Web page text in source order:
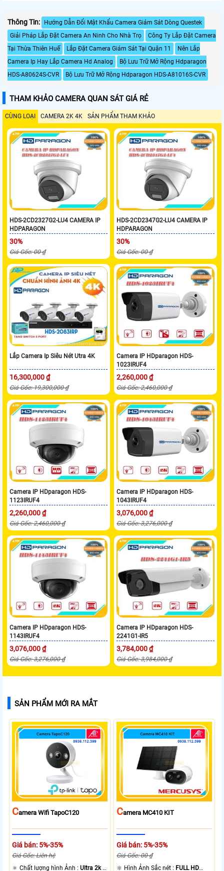
Thông Tin:
Hướng Dẫn Đổi Mật Khẩu Camera Giám Sát Dòng Questek
Giải Pháp Lắp Đặt Camera An Ninh Cho Nhà Trọ
Công Ty Lắp Đặt Camera
Tại Thừa Thiên Huế
Lắp Đặt Camera Giám Sát Tại Quận 11
Nên Lắp
Camera Ip Hay Lắp Camera Hd Analog
Bộ Lưu Trữ Mở Rộng Hdparagon
HDS-A80624S-CVR
Bộ Lưu Trữ Mở Rộng Hdparagon HDS-A81016S-CVR
THAM KHẢO CAMERA QUAN SÁT GIÁ RẺ
CÙNG LOẠI CAMERA 2K 4K SẢN PHẨM THAM KHẢO
HDS-2CD2327G2-LU4 CAMERA IP
HDPARAGON
30%
Giá Gốc: 00 ₫
HDS-2CD2347G2-LU4 CAMERA IP
HDPARAGON
30%
Giá Gốc: 00 ₫
Lắp Camera Ip Siêu Nét Utra 4K
16,300,000 ₫
Giá Gốc: 19,300,000 ₫
Camera IP HDparagon HDS-
1023IRUF4
2,260,000 ₫
Giá Gốc: 2,460,000 ₫
Camera IP HDparagon HDS-
1123IRUF4
2,260,000 ₫
Giá Gốc: 2,460,000 ₫
Camera IP HDparagon HDS-
1043IRUF4
3,076,000 ₫
Giá Gốc: 3,276,000 ₫
Camera IP HDparagon HDS-
1143IRUF4
3,076,000 ₫
Giá Gốc: 3,276,000 ₫
Camera IP HDparagon HDS-
2241G1-IR5
3,784,000 ₫
Giá Gốc: 3,984,000 ₫
SẢN PHẨM MỚI RA MẮT
CAmera Wifi TapoC120
Giá bán: 5%-35%
Giá Gốc: Liên hệ
🔅 Chất lượng hình Ảnh :Ultra 2k +
CAmera MC410 KIT
Giá bán: 5%-35%
Giá Gốc: 00 ₫
🔆 Hình Ảnh Sắc nét : FULL HD